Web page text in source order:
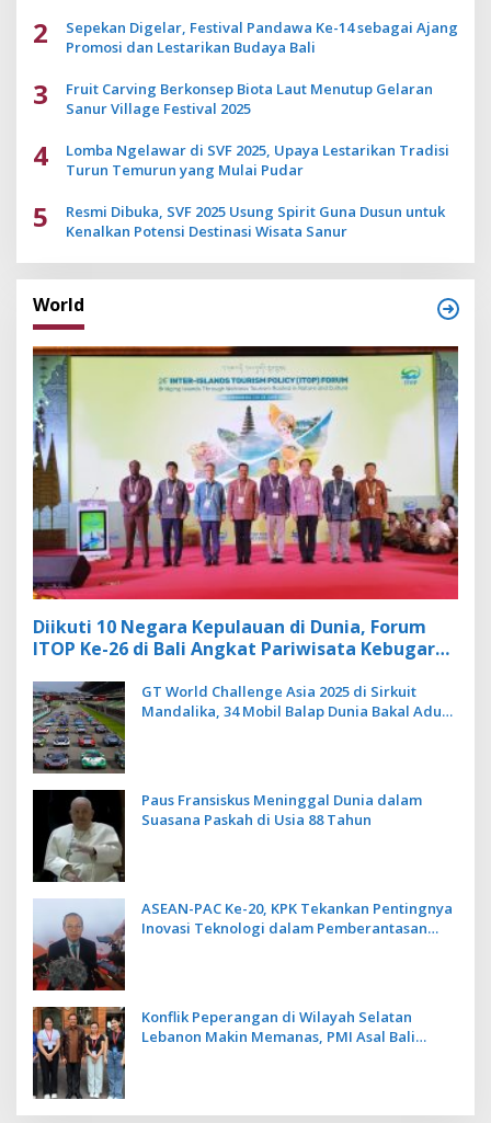
2
Sepekan Digelar, Festival Pandawa Ke-14 sebagai Ajang
Promosi dan Lestarikan Budaya Bali
3
Fruit Carving Berkonsep Biota Laut Menutup Gelaran
Sanur Village Festival 2025
4
Lomba Ngelawar di SVF 2025, Upaya Lestarikan Tradisi
Turun Temurun yang Mulai Pudar
5
Resmi Dibuka, SVF 2025 Usung Spirit Guna Dusun untuk
Kenalkan Potensi Destinasi Wisata Sanur
World
Diikuti 10 Negara Kepulauan di Dunia, Forum
ITOP Ke-26 di Bali Angkat Pariwisata Kebugaran
GT World Challenge Asia 2025 di Sirkuit
Mandalika, 34 Mobil Balap Dunia Bakal Adu
Paus Fransiskus Meninggal Dunia dalam
Suasana Paskah di Usia 88 Tahun
ASEAN-PAC Ke-20, KPK Tekankan Pentingnya
Inovasi Teknologi dalam Pemberantasan
Konflik Peperangan di Wilayah Selatan
Lebanon Makin Memanas, PMI Asal Bali